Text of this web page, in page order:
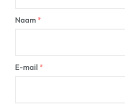
Naam *
E-mail *